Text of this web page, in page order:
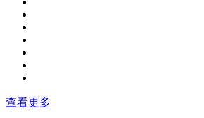
查看更多